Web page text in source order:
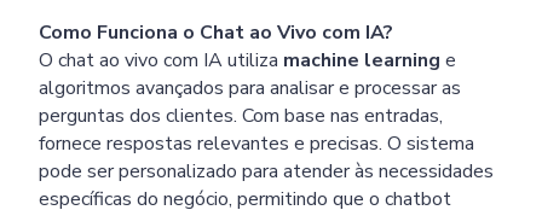
Como Funciona o Chat ao Vivo com IA?
O chat ao vivo com IA utiliza machine learning e
algoritmos avançados para analisar e processar as
perguntas dos clientes. Com base nas entradas,
fornece respostas relevantes e precisas. O sistema
pode ser personalizado para atender às necessidades
específicas do negócio, permitindo que o chatbot